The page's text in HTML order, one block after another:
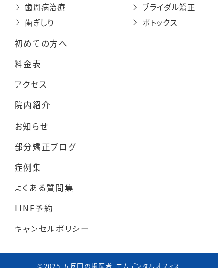
歯周病治療
歯ぎしり
ブライダル矯正
ボトックス
初めての方へ
料金表
アクセス
院内紹介
お知らせ
部分矯正ブログ
症例集
よくある質問集
LINE予約
キャンセルポリシー
©︎2025 五反田の歯医者-エムデンタルオフィス